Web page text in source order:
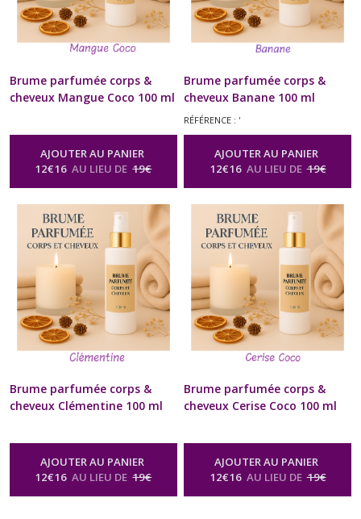
Brume parfumée corps &
cheveux Mangue Coco 100 ml
Relaxation Bien-être
Aromathérapie Soin Beauté
des Mères, Noël
Brume
Parfumée Corps & Cheveux Spray
Naturel Senteur Fruitée
AJOUTER AU PANIER
12€16 AU LIEU DE 19€
Brume parfumée corps &
cheveux Banane 100 ml
Naturel Artisanal Fruité
Relaxation Bien-être
Aromathérapie Soin Beauté
des Mères, Noël
Brume
Parfumée Corps & Cheveux Spray
Naturel Senteur Fruitée
RÉFÉRENCE : '
AJOUTER AU PANIER
12€16 AU LIEU DE 19€
Brume parfumée corps &
cheveux Clémentine 100 ml
Relaxation Bien-être
Aromathérapie Soin Beauté
AJOUTER AU PANIER
12€16 AU LIEU DE 19€
Brume parfumée corps &
cheveux Cerise Coco 100 ml
Relaxation Bien-être
Aromathérapie Soin Beauté
AJOUTER AU PANIER
12€16 AU LIEU DE 19€